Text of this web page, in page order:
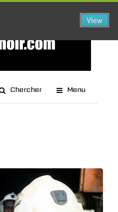
Chercher Menu
View